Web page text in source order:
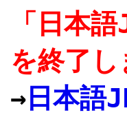
「日本
を終了し
→ 日本語